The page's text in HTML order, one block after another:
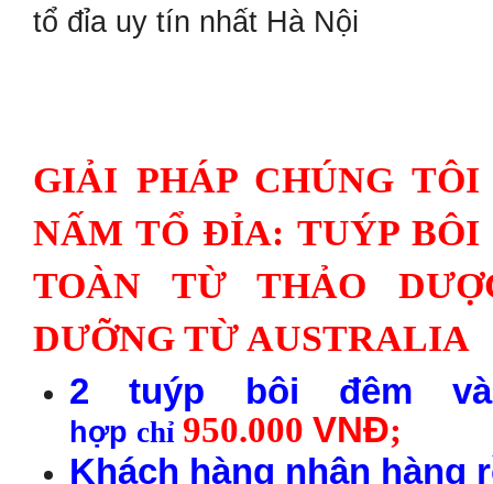
tổ đỉa uy tín nhất Hà Nội
GIẢI PHÁP CHÚNG
NẤM TỔ ĐỈA: TUÝP
TOÀN TỪ THẢO
DƯỠNG TỪ AUSTRALIA
2tuýp bôi đêm v
hợp chỉ 950.000 VNĐ;
Khách hàng nhận hàng